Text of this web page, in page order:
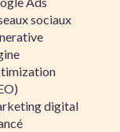
sociaux
digital